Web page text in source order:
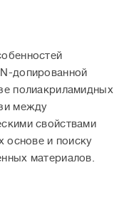
допированной
полиакриламидных
между
свойствами
основе и поиску
материалов.